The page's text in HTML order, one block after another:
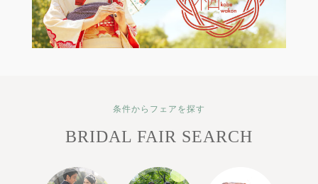
条件からフェアを探す
BRIDAL FAIR SEARCH